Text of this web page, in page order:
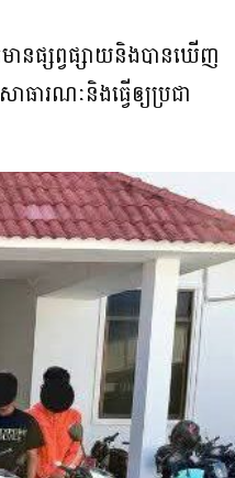
ានផ្សព្វផ្សាយនិងបានឃើញ
ធារណៈនិងធ្វើឲ្យប្រជា